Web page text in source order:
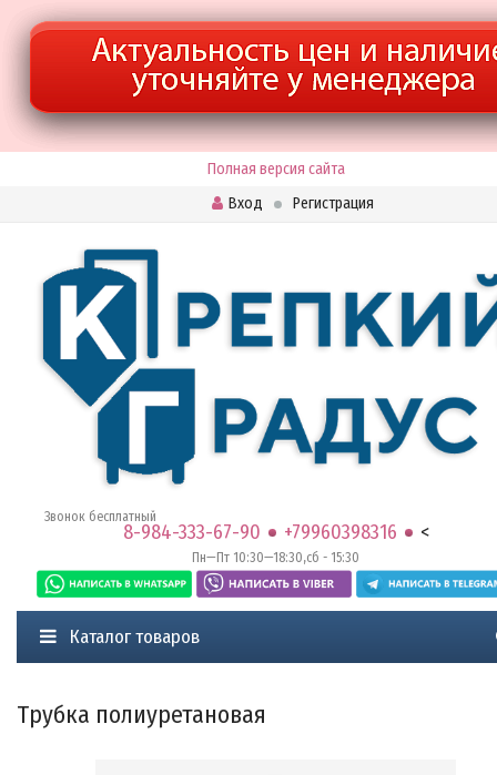
Полная версия сайта
Вход
Регистрация
8-984-333-67-90 +79960398316 <
Звонок бесплатный
Пн—Пт 10:30—18:30,сб - 15:30
Каталог товаров
Трубка полиуретановая